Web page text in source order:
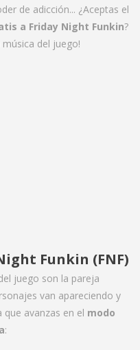
de adicción... ¿Aceptas el
a Friday Night Funkin?
del juego!
Funkin (FNF)
juego son la pareja
van apareciendo y
avanzas en el modo
: